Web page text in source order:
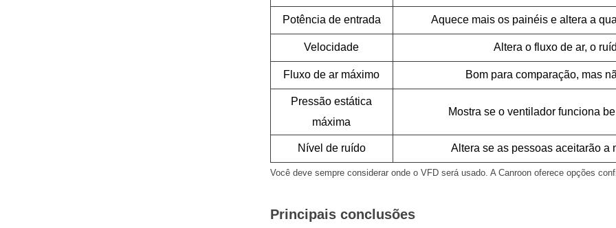
Potência de entrada Aquece mais os painéis e altera a
Velocidade Altera o fluxo de ar, o
Fluxo de ar máximo Bom para comparação, mas
Pressão estática
máxima
Mostra se o ventilador funciona
Nível de ruído Altera se as pessoas aceitarão a
Você deve sempre considerar onde o VFD será usado. A Canroon oferece opções
Principais conclusões